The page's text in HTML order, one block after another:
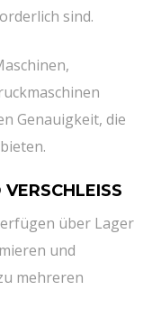
sind.
Genauigkeit, die
über Lager
und
mehreren